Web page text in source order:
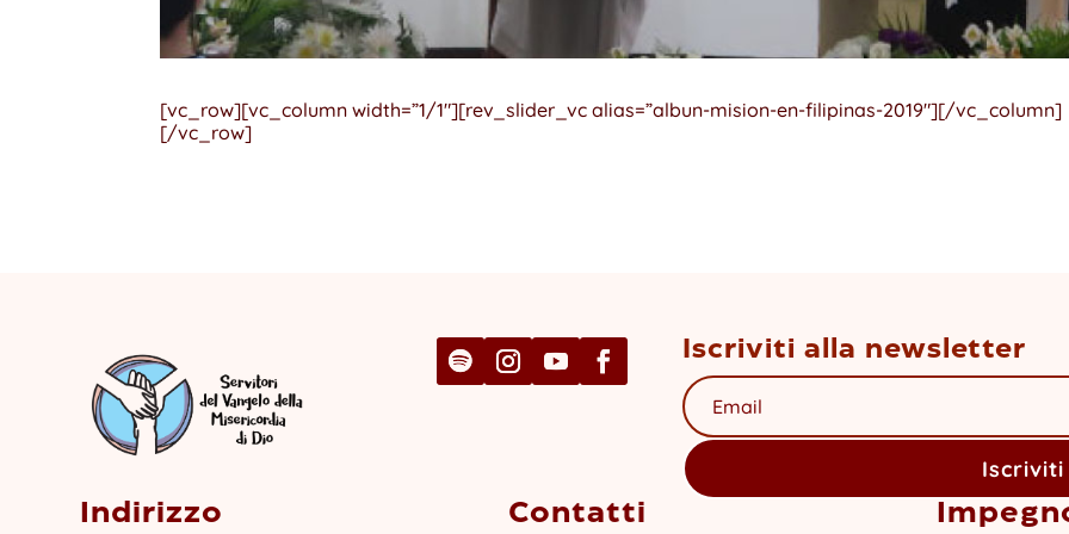
[vc_row][vc_column width=”1/1″][rev_slider_vc alias=”albun-mision-en-filipinas-2019″][/vc_column]
[/vc_row]
Iscriviti alla newsletter
Iscriviti
Indirizzo Contatti